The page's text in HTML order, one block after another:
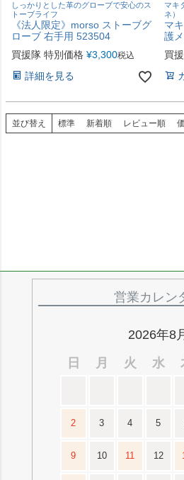
しっかりとした革のグローブで安心のス
トーブライフ
《法人限定》morso ストーブグ
ローブ 右手用 523504
買援隊 特別価格 ¥3,300税込
詳細を見る
マキ
ネ）
マ
護
買
並び替え 標準 新着順 レビュー順
営業カレン
2026年8
日
月 火 水
2 3 4 5
9 10 11 12